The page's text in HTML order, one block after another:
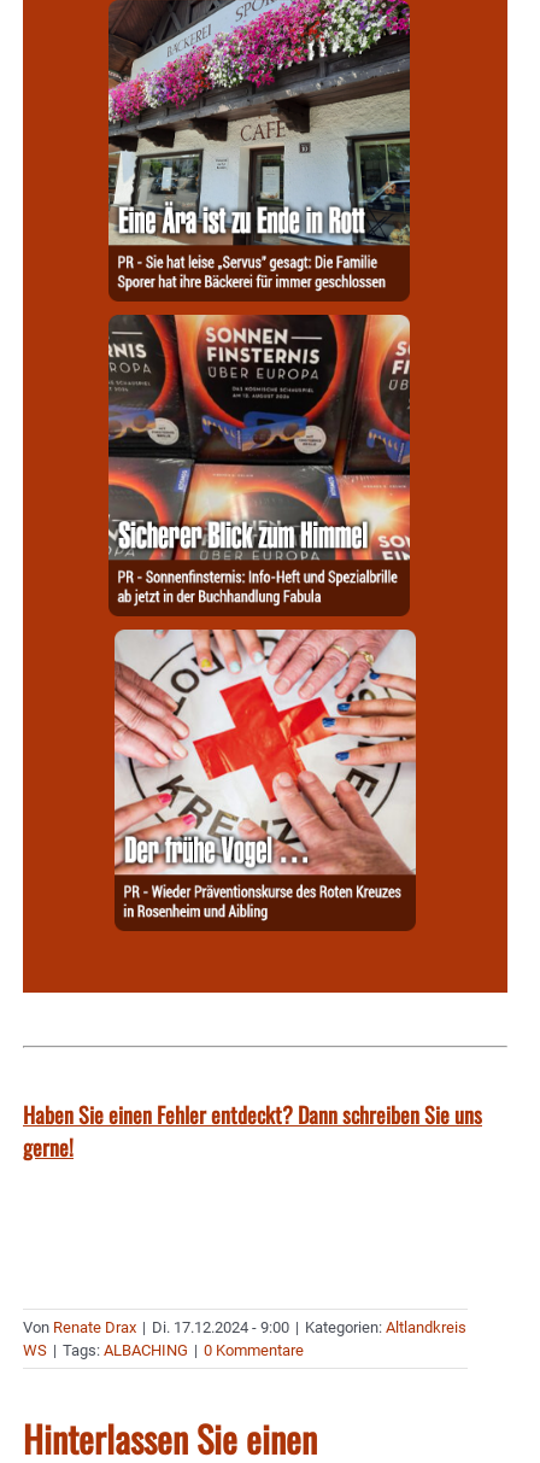
Haben Sie einen Fehler entdeckt? Dann schreiben Sie uns
gerne!
Von Renate Drax | Di. 17.12.2024 - 9:00 | Kategorien: Altlandkreis
WS | Tags: ALBACHING | 0 Kommentare
Hinterlassen Sie einen